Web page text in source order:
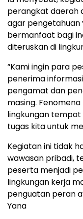
perangkat daerah
agar pengetahuan
bermanfaat bagi
diteruskan di
“Kami ingin para
penerima
pengamat dan
masing.
lingkungan
tugas kita untuk
Kegiatan ini tidak
wawasan pribadi,
peserta menjadi
lingkungan kerja
penguatan peran
Yana